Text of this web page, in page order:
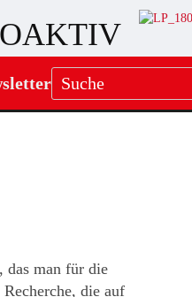
das man für die
die auf